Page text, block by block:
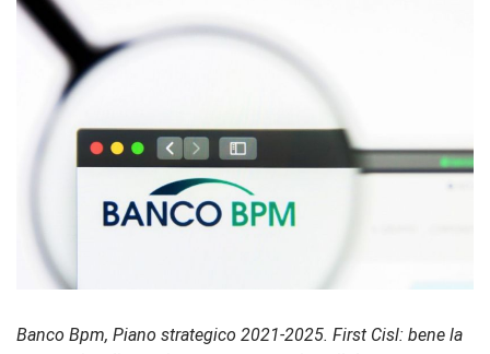
Banco Bpm, Piano strategico 2021-2025. First Cisl: bene la